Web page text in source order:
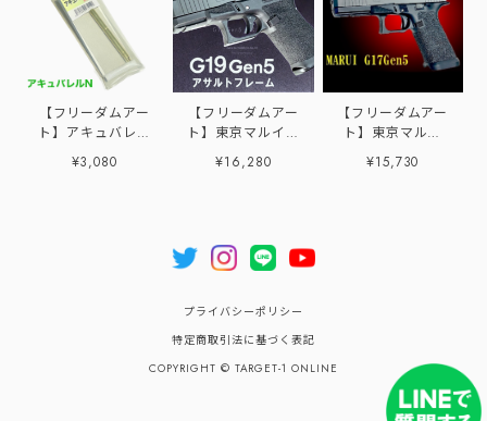
【フリーダムアー
ト】アキュバレル
N
¥3,080
【フリーダムアー
ト】東京マルイ
G19 Gen5 MOS用
アサルトフレーム
¥16,280
【フリーダムアー
ト】東京マルイ
G17Gen5用 アサ
ルトフレームG5
¥15,730
プライバシーポリシー
特定商取引法に基づく表記
COPYRIGHT © TARGET-1 ONLINE